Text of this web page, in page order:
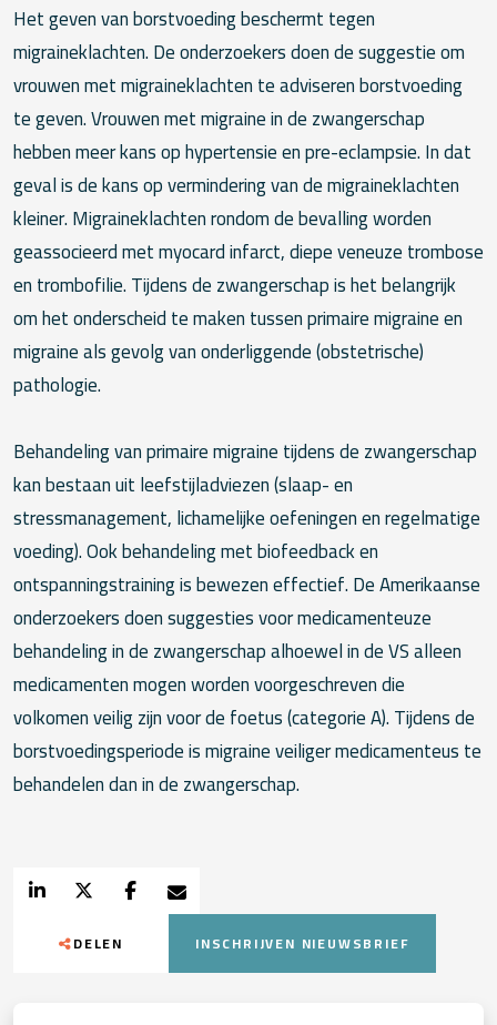
Het geven van borstvoeding beschermt tegen
migraineklachten. De onderzoekers doen de suggestie om
vrouwen met migraineklachten te adviseren borstvoeding
te geven. Vrouwen met migraine in de zwangerschap
hebben meer kans op hypertensie en pre-eclampsie. In dat
geval is de kans op vermindering van de migraineklachten
kleiner. Migraineklachten rondom de bevalling worden
geassocieerd met myocard infarct, diepe veneuze trombose
en trombofilie. Tijdens de zwangerschap is het belangrijk
om het onderscheid te maken tussen primaire migraine en
migraine als gevolg van onderliggende (obstetrische)
pathologie.
Behandeling van primaire migraine tijdens de zwangerschap
kan bestaan uit leefstijladviezen (slaap- en
stressmanagement, lichamelijke oefeningen en regelmatige
voeding). Ook behandeling met biofeedback en
ontspanningstraining is bewezen effectief. De Amerikaanse
onderzoekers doen suggesties voor medicamenteuze
behandeling in de zwangerschap alhoewel in de VS alleen
medicamenten mogen worden voorgeschreven die
volkomen veilig zijn voor de foetus (categorie A). Tijdens de
borstvoedingsperiode is migraine veiliger medicamenteus te
behandelen dan in de zwangerschap.
DELEN INSCHRIJVEN NIEUWSBRIEF